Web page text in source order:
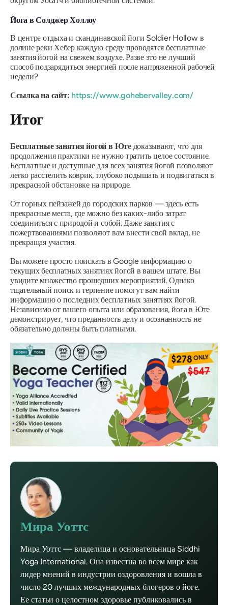
Йога в Солджер Холлоу
В центре отдыха и скандинавской йоги Soldier Hollow в
долине реки Хебер каждую среду проводятся бесплатные
занятия йогой на свежем воздухе. Разве это не лучший
способ подзарядиться энергией после напряженной рабочей
недели?
Ссылка на сайт: https://www.gohebervalley.com/
Итог
Бесплатные занятия йогой в Юте доказывают, что для
продолжения практики не нужно тратить целое состояние.
Бесплатные и доступные для всех занятия йогой позволяют
легко расстелить коврик, глубоко подышать и подвигаться в
прекрасной обстановке на природе.
От горных пейзажей до городских парков — здесь есть
прекрасные места, где можно без каких-либо затрат
соединиться с природой и собой. Даже занятия с
пожертвованиями позволяют вам внести свой вклад, не
прекращая участия.
Вы можете просто поискать в Google информацию о
текущих бесплатных занятиях йогой в вашем штате. Вы
увидите множество прошедших мероприятий. Однако
тщательный поиск и терпение помогут вам найти
информацию о последних бесплатных занятиях йогой.
Независимо от вашего опыта или образования, йога в Юте
демонстрирует, что преданность делу и осознанность не
обязательно должны быть платными.
Мира Уоттс
Мира Уоттс — владелица и основательница Siddhi
Yoga International. Она известна во всем мире как
лидер мнений в индустрии оздоровления и вошла в
число 20 лучших международных блогеров о йоге.
Ее статьи о целостном здоровье публиковались в